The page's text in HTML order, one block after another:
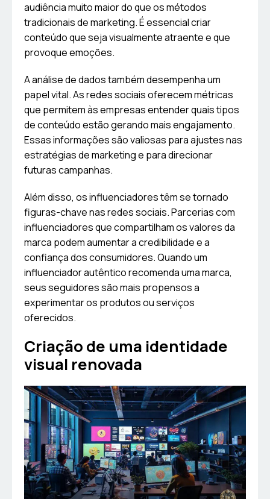
audiência muito maior do que os métodos
tradicionais de marketing. É essencial criar
conteúdo que seja visualmente atraente e que
provoque emoções.
A análise de dados também desempenha um
papel vital. As redes sociais oferecem métricas
que permitem às empresas entender quais tipos
de conteúdo estão gerando mais engajamento.
Essas informações são valiosas para ajustes nas
estratégias de marketing e para direcionar
futuras campanhas.
Além disso, os influenciadores têm se tornado
figuras-chave nas redes sociais. Parcerias com
influenciadores que compartilham os valores da
marca podem aumentar a credibilidade e a
confiança dos consumidores. Quando um
influenciador autêntico recomenda uma marca,
seus seguidores são mais propensos a
experimentar os produtos ou serviços
oferecidos.
Criação de uma identidade
visual renovada